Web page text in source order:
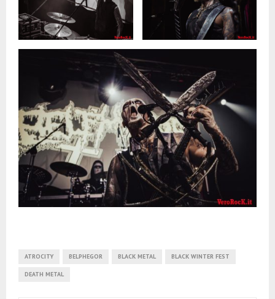
ATROCITY BELPHEGOR BLACK METAL BLACK WINTER FEST
DEATH METAL